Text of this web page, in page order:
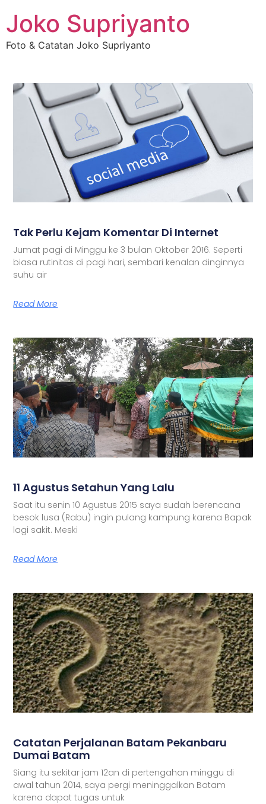
Joko Supriyanto
Foto & Catatan Joko Supriyanto
Tak Perlu Kejam Komentar Di Internet
Jumat pagi di Minggu ke 3 bulan Oktober 2016. Seperti
biasa rutinitas di pagi hari, sembari kenalan dinginnya
suhu air
Read More
11 Agustus Setahun Yang Lalu
Saat itu senin 10 Agustus 2015 saya sudah berencana
besok lusa (Rabu) ingin pulang kampung karena Bapak
lagi sakit. Meski
Read More
Catatan Perjalanan Batam Pekanbaru
Dumai Batam
Siang itu sekitar jam 12an di pertengahan minggu di
awal tahun 2014, saya pergi meninggalkan Batam
karena dapat tugas untuk